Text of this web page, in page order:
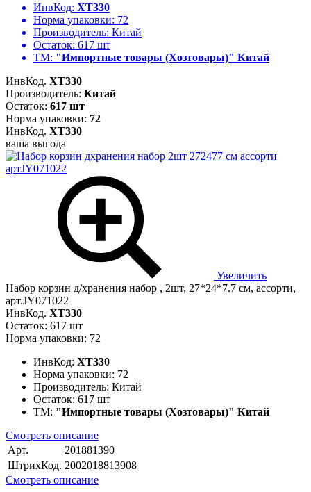
ИнвКод: ХТ330
Норма упаковки: 72
Производитель: Китай
Остаток: 617 шт
ТМ: "Импортные товары (Хозтовары)" Китай
ИнвКод. ХТ330
Производитель: Китай
Остаток: 617 шт
Норма упаковки: 72
ИнвКод. ХТ330
ваша выгода
Увеличить
Набор корзин д/хранения набор , 2шт, 27*24*7.7 см, ассорти,
арт.JY071022
ИнвКод. ХТ330
Остаток: 617 шт
Норма упаковки: 72
ИнвКод: ХТ330
Норма упаковки: 72
Производитель: Китай
Остаток: 617 шт
ТМ: "Импортные товары (Хозтовары)" Китай
Смотреть описание
Арт.
201881390
ШтрихКод. 2002018813908
Смотреть описание